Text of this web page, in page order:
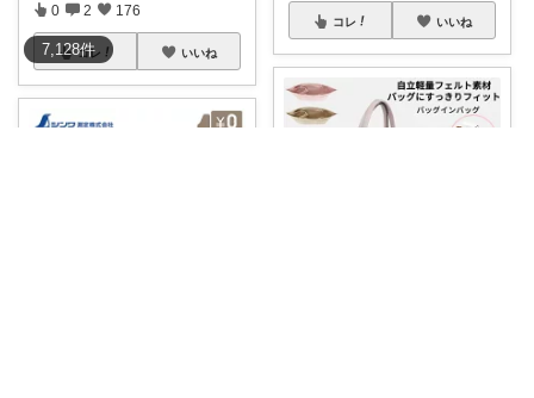
7,128件
0 2 176
コレ いいね
コレ いいね